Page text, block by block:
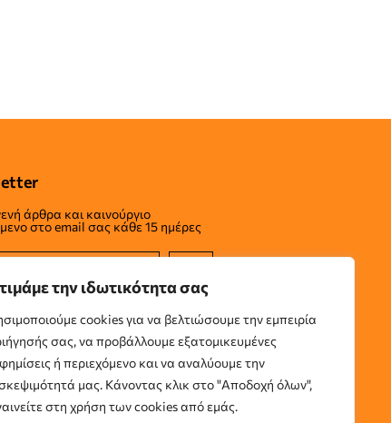
την ιδωτικότητα σας
cookies για να βελτιώσουμε την εμπειρία
σας, να προβάλλουμε εξατομικευμένες
ή περιεχόμενο και να αναλύουμε την
μας. Κάνοντας κλικ στο "Αποδοχή όλων",
στη χρήση των cookies από εμάς.
άρθρα και καινούργιο
στο email σας κάθε 15 ημέρες